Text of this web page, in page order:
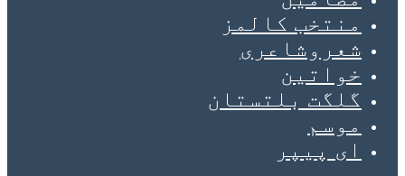
منتخب کالمز
شعروشاعری
خواتین
گلگت بلتستان
موسم
ای پیپر